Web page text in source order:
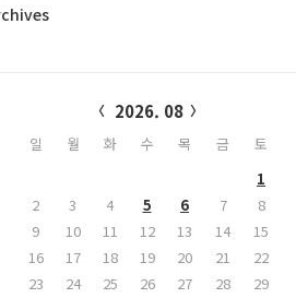
2026. 08
일 월 화 수 목 금
토
1
2
3 4 5 6 7
8
9
10 11 12 13 14
15
16
17 18 19 20 21
22
23
24 25 26 27 28
29